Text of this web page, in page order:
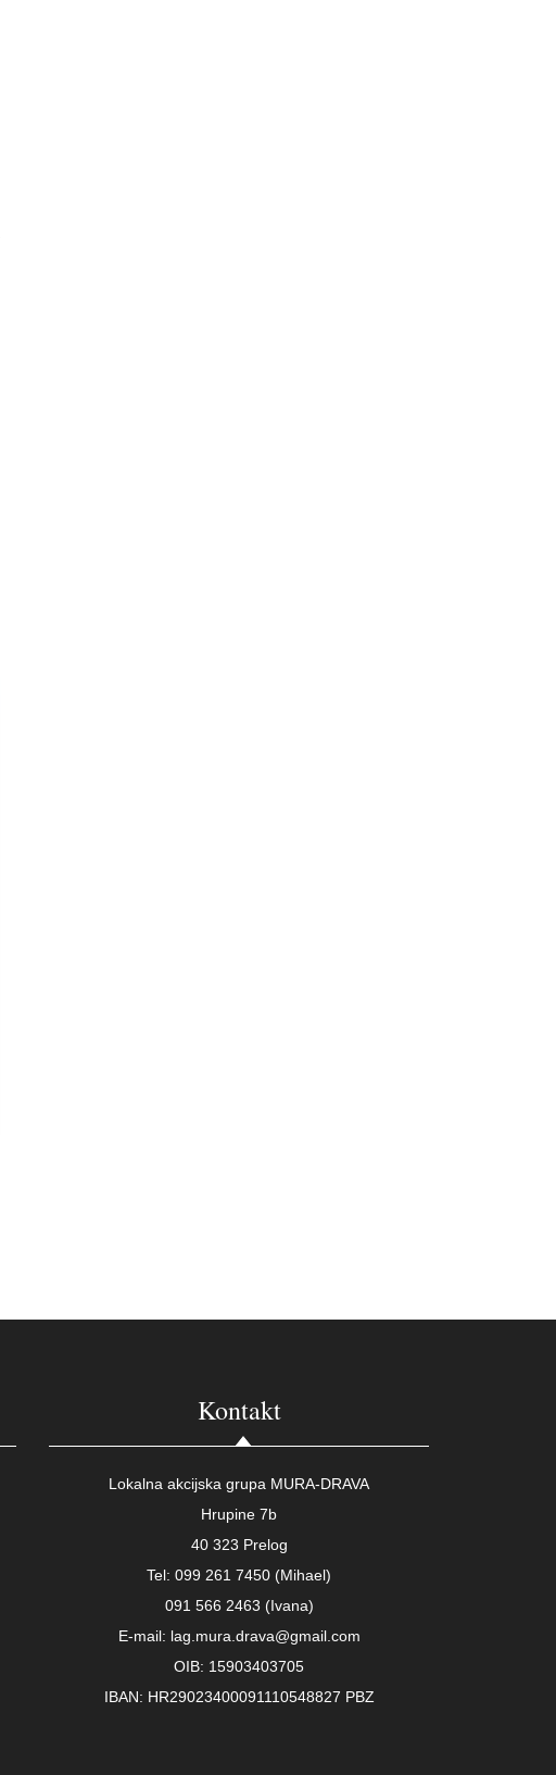
Kontakt
Lokalna akcijska grupa MURA-DRAVA
Hrupine 7b
40 323 Prelog
Tel: 099 261 7450 (Mihael)
091 566 2463 (Ivana)
E-mail: lag.mura.drava@gmail.com
OIB: 15903403705
IBAN: HR29023400091110548827 PBZ